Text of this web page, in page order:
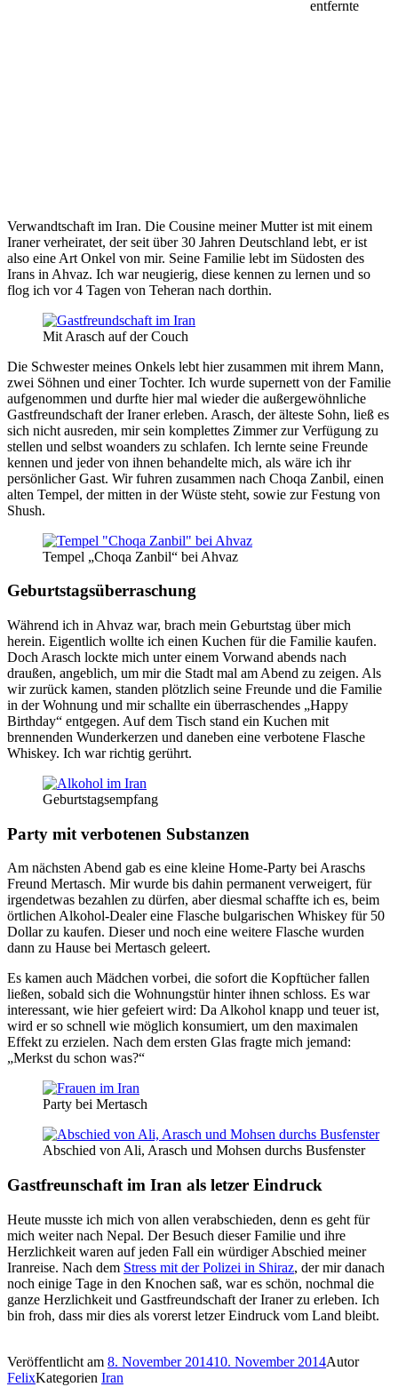
entfernte
Verwandtschaft im Iran. Die Cousine meiner Mutter ist mit einem
Iraner verheiratet, der seit über 30 Jahren Deutschland lebt, er ist
also eine Art Onkel von mir. Seine Familie lebt im Südosten des
Irans in Ahvaz. Ich war neugierig, diese kennen zu lernen und so
flog ich vor 4 Tagen von Teheran nach dorthin.
Mit Arasch auf der Couch
Die Schwester meines Onkels lebt hier zusammen mit ihrem Mann,
zwei Söhnen und einer Tochter. Ich wurde supernett von der Familie
aufgenommen und durfte hier mal wieder die außergewöhnliche
Gastfreundschaft der Iraner erleben. Arasch, der älteste Sohn, ließ es
sich nicht ausreden, mir sein komplettes Zimmer zur Verfügung zu
stellen und selbst woanders zu schlafen. Ich lernte seine Freunde
kennen und jeder von ihnen behandelte mich, als wäre ich ihr
persönlicher Gast. Wir fuhren zusammen nach Choqa Zanbil, einen
alten Tempel, der mitten in der Wüste steht, sowie zur Festung von
Shush.
Tempel „Choqa Zanbil“ bei Ahvaz
Geburtstagsüberraschung
Während ich in Ahvaz war, brach mein Geburtstag über mich
herein. Eigentlich wollte ich einen Kuchen für die Familie kaufen.
Doch Arasch lockte mich unter einem Vorwand abends nach
draußen, angeblich, um mir die Stadt mal am Abend zu zeigen. Als
wir zurück kamen, standen plötzlich seine Freunde und die Familie
in der Wohnung und mir schallte ein überraschendes „Happy
Birthday“ entgegen. Auf dem Tisch stand ein Kuchen mit
brennenden Wunderkerzen und daneben eine verbotene Flasche
Whiskey. Ich war richtig gerührt.
Geburtstagsempfang
Party mit verbotenen Substanzen
Am nächsten Abend gab es eine kleine Home-Party bei Araschs
Freund Mertasch. Mir wurde bis dahin permanent verweigert, für
irgendetwas bezahlen zu dürfen, aber diesmal schaffte ich es, beim
örtlichen Alkohol-Dealer eine Flasche bulgarischen Whiskey für 50
Dollar zu kaufen. Dieser und noch eine weitere Flasche wurden
dann zu Hause bei Mertasch geleert.
Es kamen auch Mädchen vorbei, die sofort die Kopftücher fallen
ließen, sobald sich die Wohnungstür hinter ihnen schloss. Es war
interessant, wie hier gefeiert wird: Da Alkohol knapp und teuer ist,
wird er so schnell wie möglich konsumiert, um den maximalen
Effekt zu erzielen. Nach dem ersten Glas fragte mich jemand:
„Merkst du schon was?“
Party bei Mertasch
Abschied von Ali, Arasch und Mohsen durchs Busfenster
Gastfreunschaft im Iran als letzer Eindruck
Heute musste ich mich von allen verabschieden, denn es geht für
mich weiter nach Nepal. Der Besuch dieser Familie und ihre
Herzlichkeit waren auf jeden Fall ein würdiger Abschied meiner
Iranreise. Nach dem Stress mit der Polizei in Shiraz, der mir danach
noch einige Tage in den Knochen saß, war es schön, nochmal die
ganze Herzlichkeit und Gastfreundschaft der Iraner zu erleben. Ich
bin froh, dass mir dies als vorerst letzer Eindruck vom Land bleibt.
Veröffentlicht am 8. November 201410. November 2014Autor
FelixKategorien Iran